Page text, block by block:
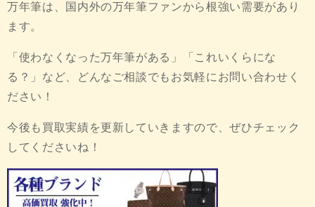
万年筆は、国内外の万年筆ファンから根強い需要があり
ます。
「使わなくなった万年筆がある」「これいくらにな
る？」など、どんなご相談でもお気軽にお問い合わせく
ださい！
今後も買取実績を更新していきますので、ぜひチェック
してくださいね！